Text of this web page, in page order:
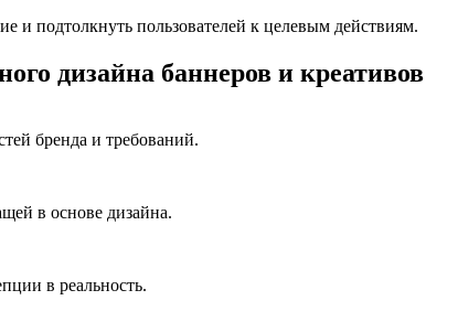
и подтолкнуть пользователей к целевым действиям.
дизайна баннеров и креативов
бренда и требований.
в основе дизайна.
в реальность.